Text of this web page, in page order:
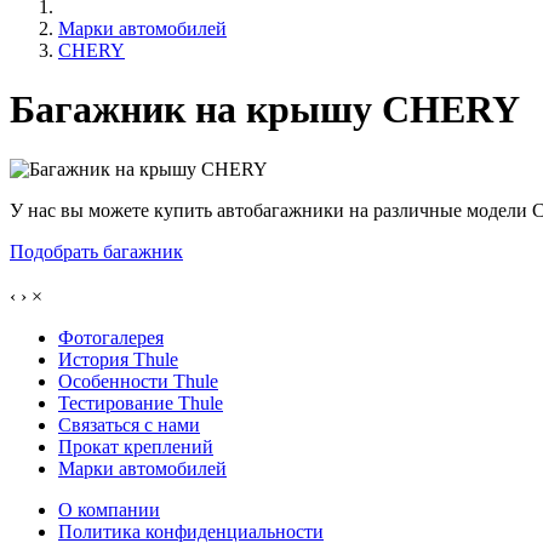
Марки автомобилей
CHERY
Багажник на крышу CHERY
У нас вы можете купить автобагажники на различные модели
Подобрать багажник
‹ › ×
Фотогалерея
История Thule
Особенности Thule
Тестирование Thule
Связаться с нами
Прокат креплений
Марки автомобилей
О компании
Политика конфиденциальности